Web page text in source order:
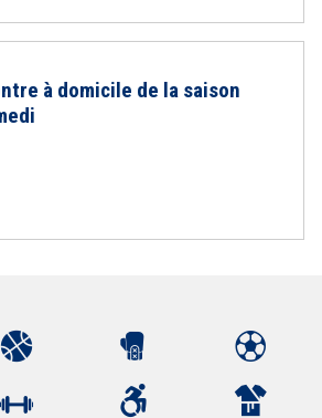
à domicile de la saison